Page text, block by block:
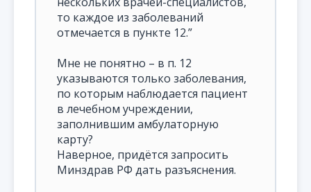
то каждое из заболеваний
отмечается в пункте 12.”
Мне не понятно – в п. 12
указываются только заболевания,
по которым наблюдается пациент
в лечебном учреждении,
заполнившим амбулаторную
карту?
Наверное, придётся запросить
Минздрав РФ дать разъяснения.